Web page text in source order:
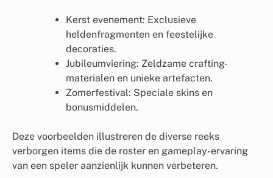
Kerst evenement: Exclusieve
heldenfragmenten en feestelijke
decoraties.
Jubileumviering: Zeldzame crafting-
materialen en unieke artefacten.
Zomerfestival: Speciale skins en
bonusmiddelen.
Deze voorbeelden illustreren de diverse reeks
verborgen items die de roster en gameplay-ervaring
van een speler aanzienlijk kunnen verbeteren.